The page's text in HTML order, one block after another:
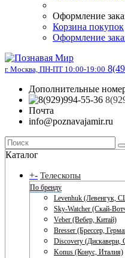
Оформление
Корзина покупок
Оформление
г. Москва, ПН-ПТ 10:00-19:00
Дополнительные
Почта
info@poznavajamir.ru
Каталог
+- Телескопы
По бренду
Levenhuk (Левенгук,
Sky-Watcher (Скай-
Veber (Вебер, Китай)
Bresser (Брессер,
Discovery
Konus (Конус, Италия)